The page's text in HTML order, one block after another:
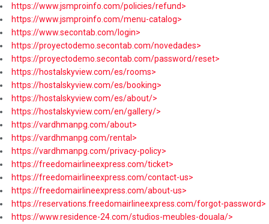
https://www.jsmproinfo.com/policies/refund>
https://www.jsmproinfo.com/menu-catalog>
https://www.secontab.com/login>
https://proyectodemo.secontab.com/novedades>
https://proyectodemo.secontab.com/password/reset>
https://hostalskyview.com/es/rooms>
https://hostalskyview.com/es/booking>
https://hostalskyview.com/es/about/>
https://hostalskyview.com/en/gallery/>
https://vardhmanpg.com/about>
https://vardhmanpg.com/rental>
https://vardhmanpg.com/privacy-policy>
https://freedomairlineexpress.com/ticket>
https://freedomairlineexpress.com/contact-us>
https://freedomairlineexpress.com/about-us>
https://reservations.freedomairlineexpress.com/forgot-password>
https://www.residence-24.com/studios-meubles-douala/>